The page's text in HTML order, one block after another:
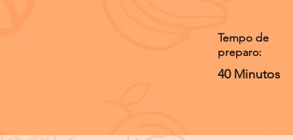
Tempo de
preparo:
40 Minutos